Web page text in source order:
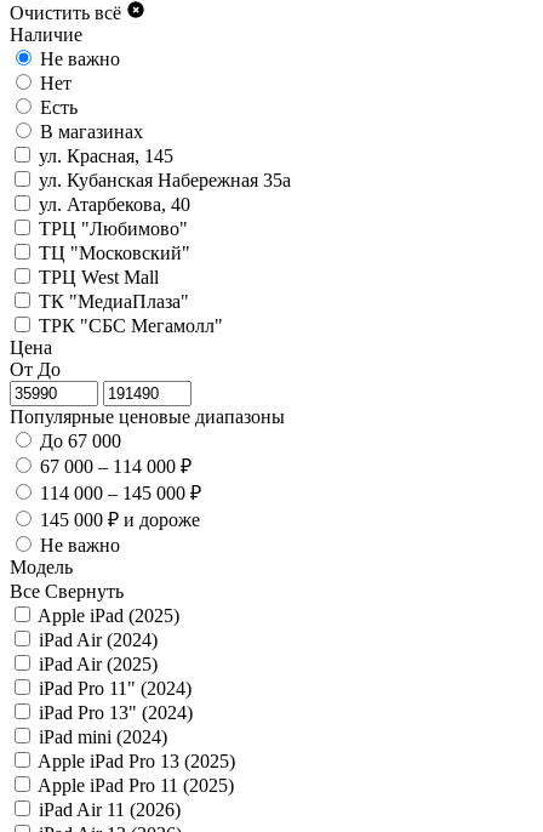
Очистить всё
Наличие
Не важно
Нет
Есть
В магазинах
ул. Красная, 145
ул. Кубанская Набережная 35а
ул. Атарбекова, 40
ТРЦ "Любимово"
ТЦ "Московский"
ТРЦ West Mall
ТК "МедиаПлаза"
ТРК "СБС Мегамолл"
Цена
От До
Популярные ценовые диапазоны
До 67 000
67 000 – 114 000 ₽
114 000 – 145 000 ₽
145 000 ₽ и дороже
Не важно
Модель
Все Свернуть
Apple iPad (2025)
iPad Air (2024)
iPad Air (2025)
iPad Pro 11" (2024)
iPad Pro 13" (2024)
iPad mini (2024)
Apple iPad Pro 13 (2025)
Apple iPad Pro 11 (2025)
iPad Air 11 (2026)